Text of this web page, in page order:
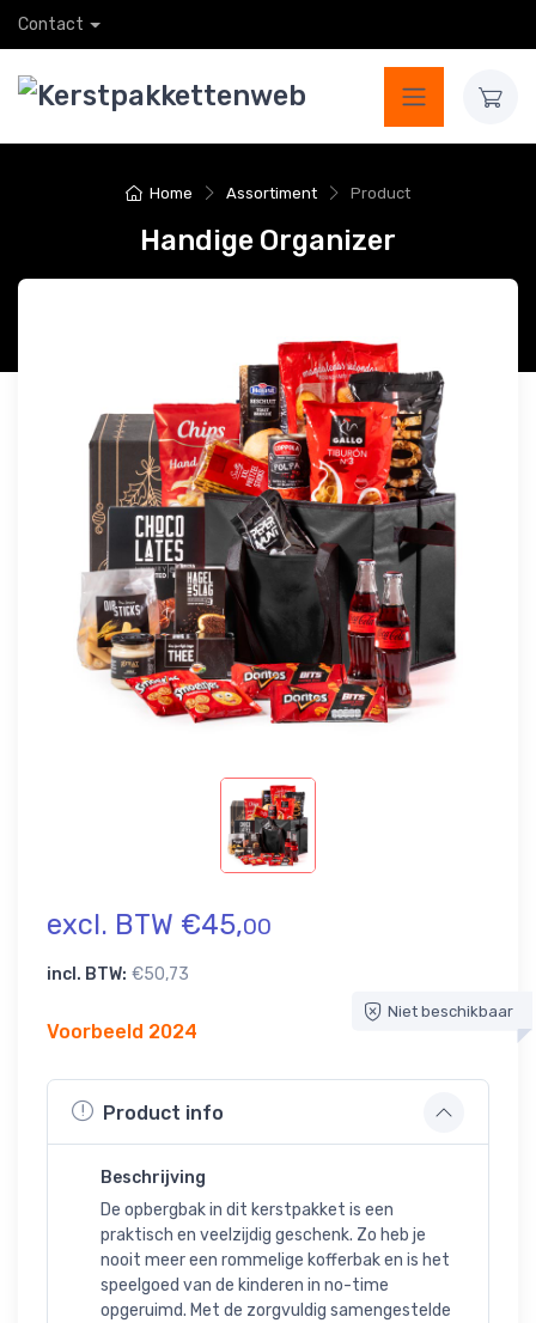
Contact
Home Assortiment Product
Handige Organizer
excl. BTW €45,00
incl. BTW: €50,73
Niet beschikbaar
Voorbeeld 2024
Product info
Beschrijving
De opbergbak in dit kerstpakket is een
praktisch en veelzijdig geschenk. Zo heb je
nooit meer een rommelige kofferbak en is het
speelgoed van de kinderen in no-time
opgeruimd. Met de zorgvuldig samengestelde